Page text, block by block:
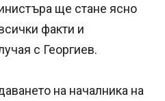
ще стане ясно
факти и
с Георгиев.
на началника на